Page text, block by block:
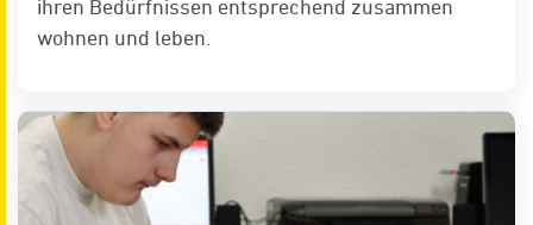
ihren Bedürfnissen entsprechend zusammen
wohnen und leben.